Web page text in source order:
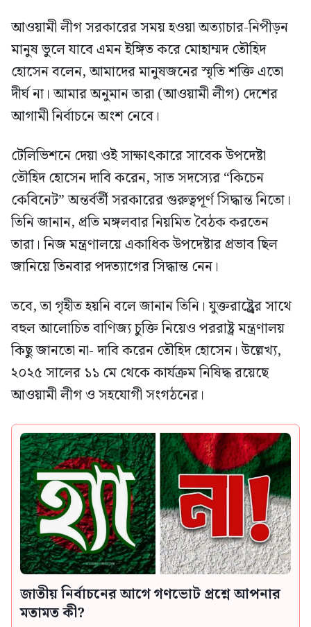
আওয়ামী লীগ সরকারের সময় হওয়া অত্যাচার-নিপীড়ন
মানুষ ভুলে যাবে এমন ইঙ্গিত করে মোহাম্মদ তৌহিদ
হোসেন বলেন, আমাদের মানুষজনের স্মৃতি শক্তি এতো
দীর্ঘ না। আমার অনুমান তারা (আওয়ামী লীগ) দেশের
আগামী নির্বাচনে অংশ নেবে।
টেলিভিশনে দেয়া ওই সাক্ষাৎকারে সাবেক উপদেষ্টা
তৌহিদ হোসেন দাবি করেন, সাত সদস্যের “কিচেন
কেবিনেট” অন্তর্বর্তী সরকারের গুরুত্বপূর্ণ সিদ্ধান্ত নিতো।
তিনি জানান, প্রতি মঙ্গলবার নিয়মিত বৈঠক করতেন
তারা। নিজ মন্ত্রণালয়ে একাধিক উপদেষ্টার প্রভাব ছিল
জানিয়ে তিনবার পদত্যাগের সিদ্ধান্ত নেন।
তবে, তা গৃহীত হয়নি বলে জানান তিনি। যুক্তরাষ্ট্র্রের সাথে
বহুল আলোচিত বাণিজ্য চুক্তি নিয়েও পররাষ্ট্র মন্ত্রণালয়
কিছু জানতো না- দাবি করেন তৌহিদ হোসেন। উল্লেখ্য,
২০২৫ সালের ১১ মে থেকে কার্যক্রম নিষিদ্ধ রয়েছে
আওয়ামী লীগ ও সহযোগী সংগঠনের।
জাতীয় নির্বাচনের আগে গণভোট প্রশ্নে আপনার
মতামত কী?